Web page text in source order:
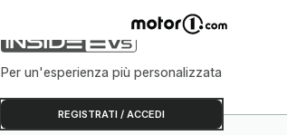
Per un'esperienza più personalizzata
REGISTRATI / ACCEDI